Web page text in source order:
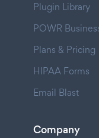
Plugin Library
POWR
Plans & Pricing
HIPAA Forms
Email Blast
Company